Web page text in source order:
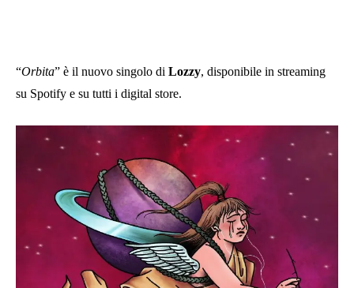
“Orbita” è il nuovo singolo di Lozzy, disponibile in streaming
su Spotify e su tutti i digital store.